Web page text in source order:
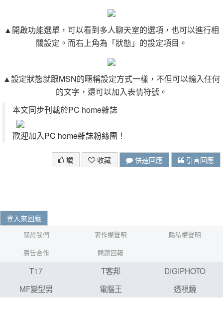
▲開啟功能選單，可以看到多人聊天室的選項，也可以進行相
關設定。而右上角為「狀態」的設定項目。
▲設定狀態就跟MSN的暱稱設定方式一樣，不但可以輸入任何
的文字，還可以加入表情符號。
本文同步刊載於PC home雜誌
歡迎加入PC home雜誌粉絲團 ！
讚 收藏 快速回應 引言回應
登入來回應
關於我們 著作權聲明
隱私權聲明
廣告合作
問題回報
T17 T客邦
DIGIPHOTO
MF變型男
電腦王 透視鏡